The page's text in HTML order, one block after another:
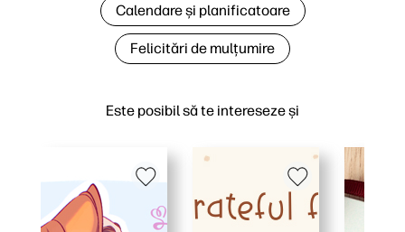
Este posibil să te intereseze și
Calendare și planificatoare
Felicitări de mulțumire